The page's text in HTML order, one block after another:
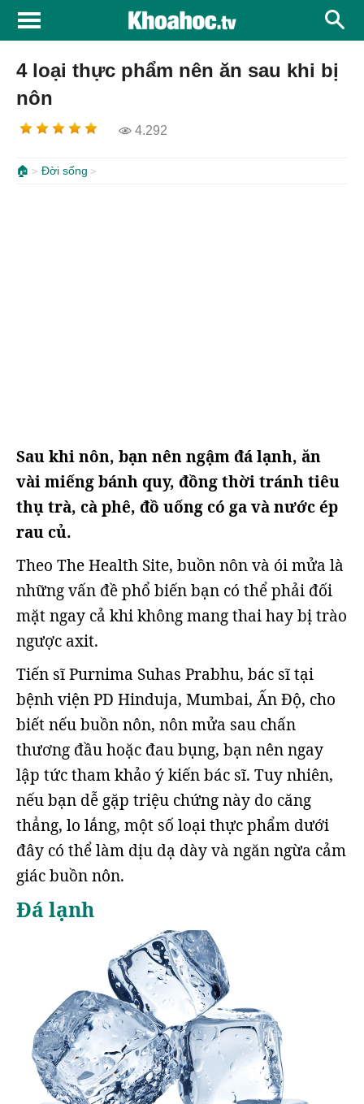
4 loại thực phẩm nên ăn sau khi bị
nôn
4.292
🏠 Đời sống
Sau khi nôn, bạn nên ngậm đá lạnh, ăn
vài miếng bánh quy, đồng thời tránh tiêu
thụ trà, cà phê, đồ uống có ga và nước ép
rau củ.
Theo The Health Site, buồn nôn và ói mửa là
những vấn đề phổ biến bạn có thể phải đối
mặt ngay cả khi không mang thai hay bị trào
ngược axit.
Tiến sĩ Purnima Suhas Prabhu, bác sĩ tại
bệnh viện PD Hinduja, Mumbai, Ấn Độ, cho
biết nếu buồn nôn, nôn mửa sau chấn
thương đầu hoặc đau bụng, bạn nên ngay
lập tức tham khảo ý kiến bác sĩ. Tuy nhiên,
nếu bạn dễ gặp triệu chứng này do căng
thẳng, lo lắng, một số loại thực phẩm dưới
đây có thể làm dịu dạ dày và ngăn ngừa cảm
giác buồn nôn.
Đá lạnh